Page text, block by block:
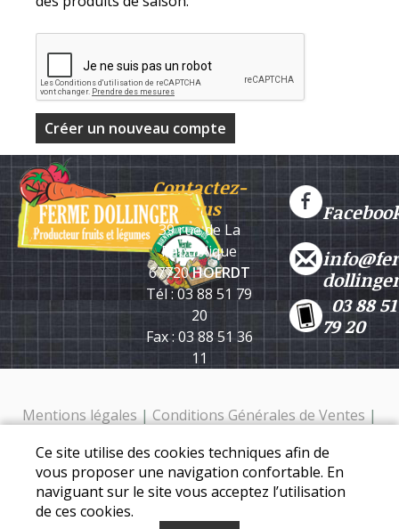
Contactez-
nous
39 rue de La
République
67720HOERDT
Tél : 03 88 51 79
20
Fax : 03 88 51 36
11
03 88 51
79 20
Mentions légales | Conditions Générales de Ventes |
Ferme Dollinger - 39 rue de la république - 67720 Hoerdt -
Tél. : 03 88 51 79 20
Ce site utilise des cookies techniques afin de
vous proposer une navigation confortable. En
naviguant sur le site vous acceptez l’utilisation
de ces cookies.